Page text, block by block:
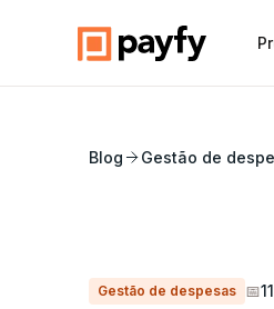
Blog Gestão de
Gestão de despesas 📅